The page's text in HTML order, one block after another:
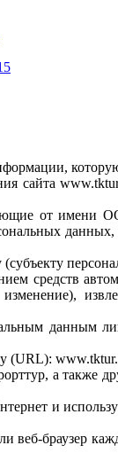
сайта
от имени
средств
данным
(URL):
а также
и
браузер